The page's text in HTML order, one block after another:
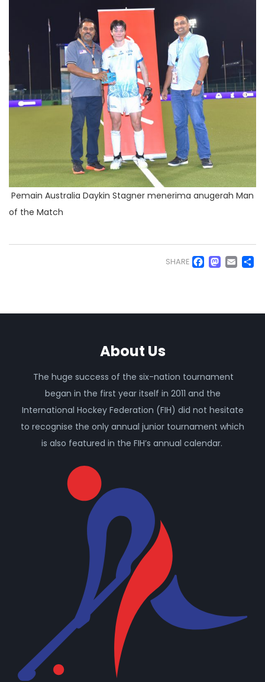
Pemain Australia Daykin Stagner menerima anugerah Man
of the Match
SHARE
About Us
The huge success of the six-nation tournament
began in the first year itself in 2011 and the
International Hockey Federation (FIH) did not hesitate
to recognise the only annual junior tournament which
is also featured in the FIH’s annual calendar.